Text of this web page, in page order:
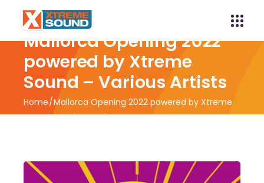
Mallorca Opening 2022
powered by Xtreme
Sound – Various Artists
Home Mallorca Opening 2022 powered by Xtreme
Sound – Various Artists